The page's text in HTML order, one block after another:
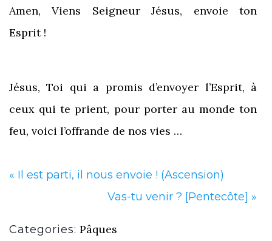
Amen, Viens Seigneur Jésus, envoie ton
Esprit !
Jésus, Toi qui a promis d’envoyer l’Esprit, à
ceux qui te prient, pour porter au monde ton
feu, voici l’offrande de nos vies …
« Il est parti, il nous envoie ! (Ascension)
Vas-tu venir ? [Pentecôte] »
Categories: Pâques